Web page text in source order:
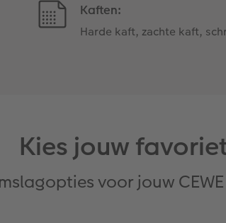
Kaften:
Harde kaft, zachte kaft,
Kies jouw
voor jouw